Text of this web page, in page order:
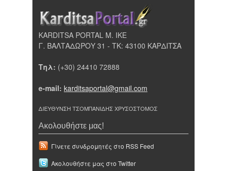
KARDITSA PORTAL Μ. ΙΚΕ
Γ. ΒΑΛΤΑΔΩΡΟΥ 31 - ΤΚ: 43100 ΚΑΡΔΙΤΣΑ
Τηλ: (+30) 24410 72888
e-mail: karditsaportal@gmail.com
ΔΙΕΥΘΥΝΣΗ ΤΣΟΜΠΑΝΙΔΗΣ ΧΡΥΣΟΣΤΟΜΟΣ
Ακολουθήστε μας!
Γίνετε συνδρομητές στο RSS Feed
Ακολουθήστε μας στο Twitter